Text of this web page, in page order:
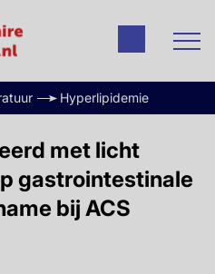
Hyperlipidemie
met licht
gastrointestinale
bij ACS